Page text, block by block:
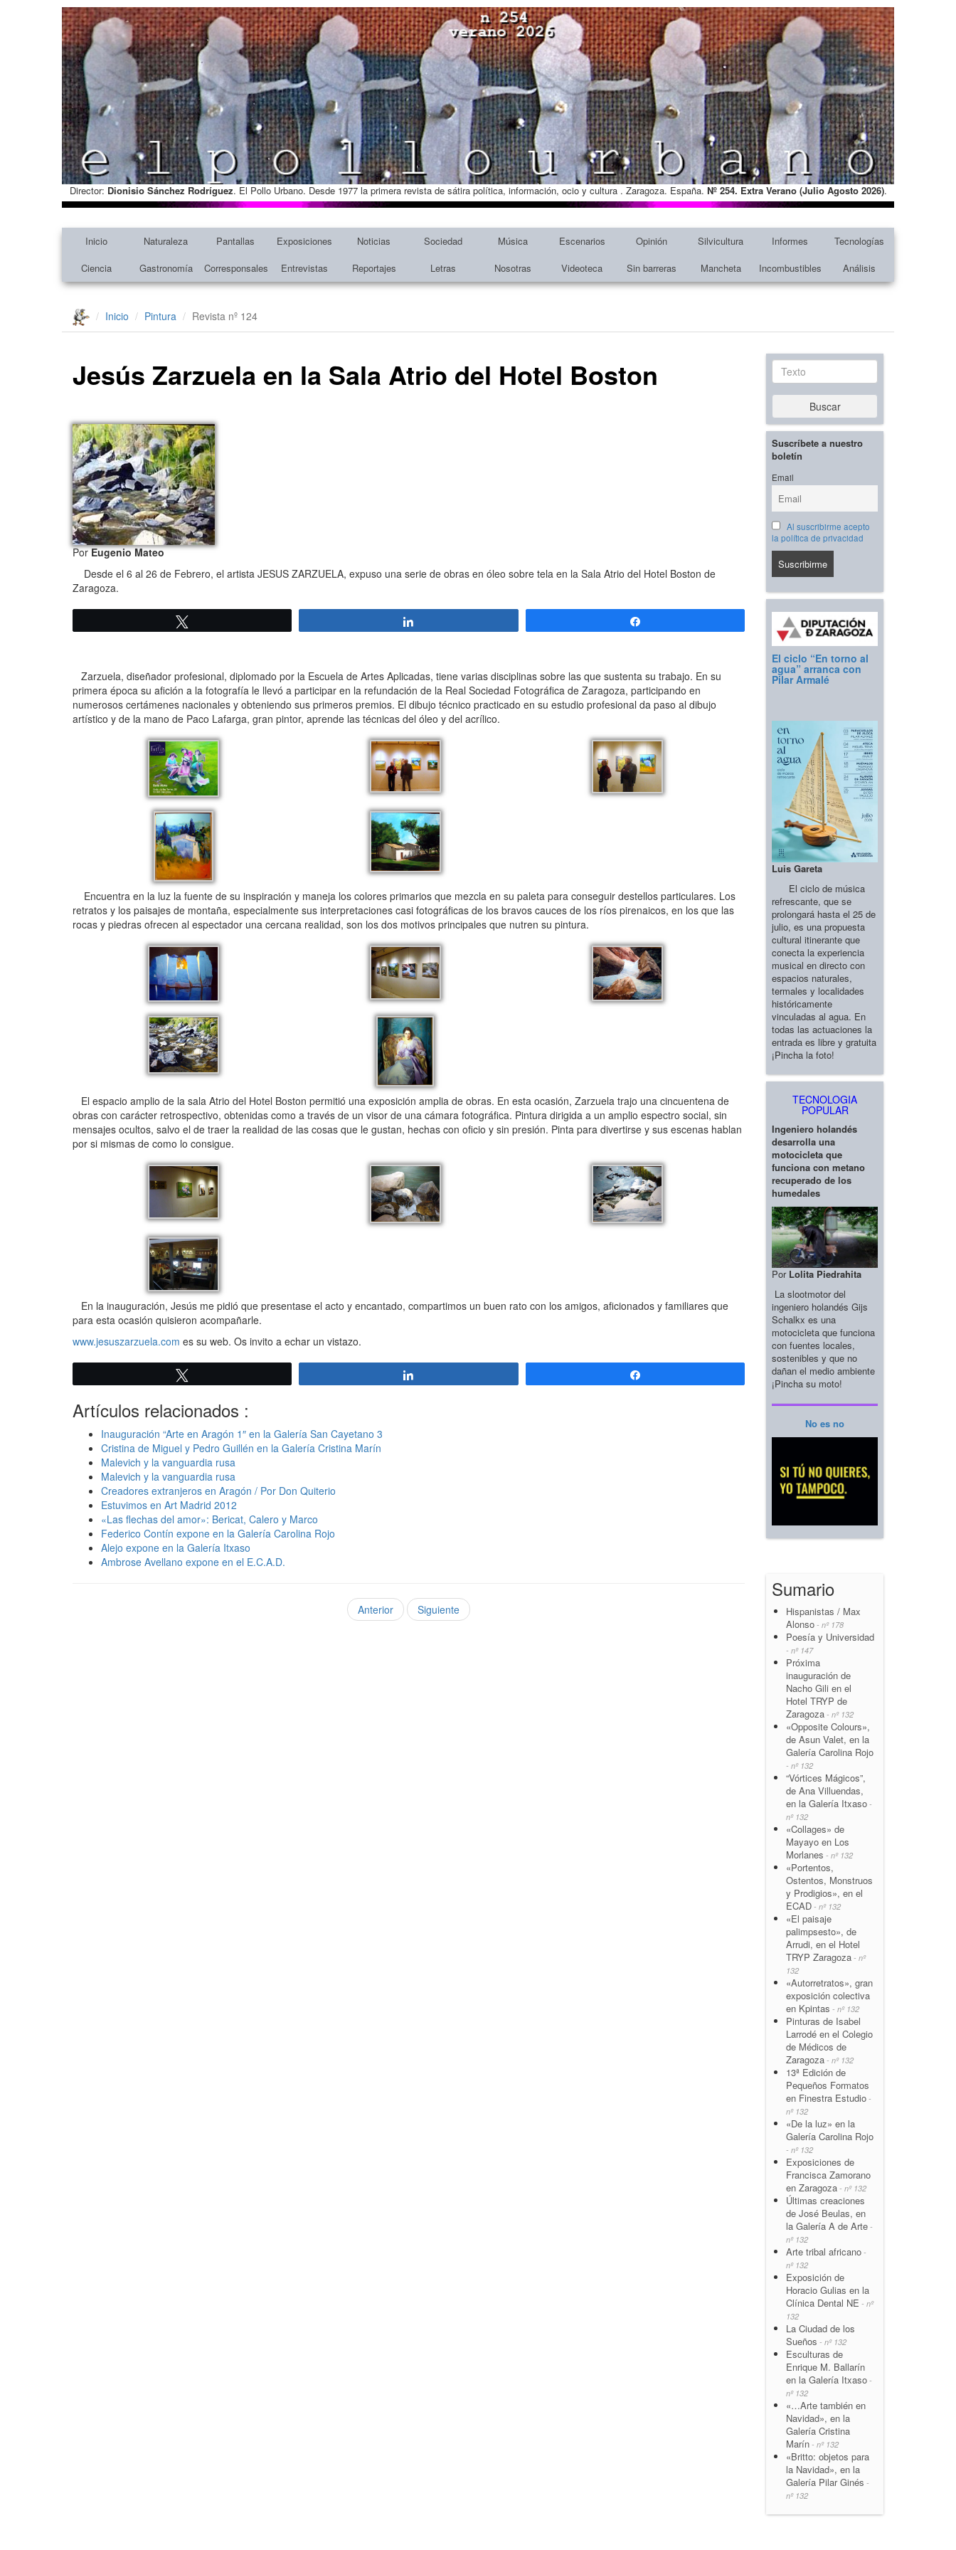
Director: Dionisio Sánchez Rodríguez. El Pollo Urbano. Desde 1977 la primera revista de sátira política, información, ocio y cultura . Zaragoza. España. Nº 254. Extra Verano (Julio Agosto 2026).
Inicio Naturaleza Pantallas Exposiciones Noticias Sociedad Música Escenarios Opinión Silvicultura Informes
Tecnologías
Ciencia
Gastronomía Corresponsales Entrevistas Reportajes Letras Nosotras Videoteca Sin barreras Mancheta Incombustibles Análisis
Inicio Pintura Revista nº 124
Jesús Zarzuela en la Sala Atrio del Hotel Boston
PorEugenio Mateo
Desde el 6 al 26 de Febrero, el artista JESUS ZARZUELA, expuso una serie de obras en óleo sobre tela en la Sala Atrio del Hotel Boston de
Zaragoza.
Zarzuela, diseñador profesional, diplomado por la Escuela de Artes Aplicadas, tiene varias disciplinas sobre las que sustenta su trabajo. En su
primera época su afición a la fotografía le llevó a participar en la refundación de la Real Sociedad Fotográfica de Zaragoza, participando en
numerosos certámenes nacionales y obteniendo sus primeros premios. El dibujo técnico practicado en su estudio profesional da paso al dibujo
artístico y de la mano de Paco Lafarga, gran pintor, aprende las técnicas del óleo y del acrílico.
Encuentra en la luz la fuente de su inspiración y maneja los colores primarios que mezcla en su paleta para conseguir destellos particulares. Los
retratos y los paisajes de montaña, especialmente sus interpretaciones casi fotográficas de los bravos cauces de los ríos pirenaicos, en los que las
rocas y piedras ofrecen al espectador una cercana realidad, son los dos motivos principales que nutren su pintura.
El espacio amplio de la sala Atrio del Hotel Boston permitió una exposición amplia de obras. En esta ocasión, Zarzuela trajo una cincuentena de
obras con carácter retrospectivo, obtenidas como a través de un visor de una cámara fotográfica. Pintura dirigida a un amplio espectro social, sin
mensajes ocultos, salvo el de traer la realidad de las cosas que le gustan, hechas con oficio y sin presión. Pinta para divertirse y sus escenas hablan
por si mismas de como lo consigue.
En la inauguración, Jesús me pidió que presentase el acto y encantado, compartimos un buen rato con los amigos, aficionados y familiares que
para esta ocasión quisieron acompañarle.
www.jesuszarzuela.com es su web. Os invito a echar un vistazo.
Artículos relacionados :
Inauguración “Arte en Aragón 1″ en la Galería San Cayetano 3
Cristina de Miguel y Pedro Guillén en la Galería Cristina Marín
Malevich y la vanguardia rusa
Malevich y la vanguardia rusa
Creadores extranjeros en Aragón / Por Don Quiterio
Estuvimos en Art Madrid 2012
«Las flechas del amor»: Bericat, Calero y Marco
Federico Contín expone en la Galería Carolina Rojo
Alejo expone en la Galería Itxaso
Ambrose Avellano expone en el E.C.A.D.
Anterior Siguiente
Texto
Buscar
Suscríbete a nuestro
boletín
Email
Al suscribirme acepto
la política de privacidad
El ciclo “En torno al
agua” arranca con
Pilar Armalé
Luis Gareta
El ciclo de música
refrescante, que se
prolongará hasta el 25 de
julio, es una propuesta
cultural itinerante que
conecta la experiencia
musical en directo con
espacios naturales,
termales y localidades
históricamente
vinculadas al agua. En
todas las actuaciones la
entrada es libre y gratuita
¡Pincha la foto!
TECNOLOGIA
POPULAR
Ingeniero holandés
desarrolla una
motocicleta que
funciona con metano
recuperado de los
humedales
Por Lolita Piedrahita
La slootmotor del
ingeniero holandés Gijs
Schalkx es una
motocicleta que funciona
con fuentes locales,
sostenibles y que no
dañan el medio ambiente
¡Pincha su moto!
No es no
Sumario
Hispanistas / Max
Alonso - nº 178
Poesía y Universidad
- nº 147
Próxima
inauguración de
Nacho Gili en el
Hotel TRYP de
Zaragoza - nº 132
«Opposite Colours»,
de Asun Valet, en la
Galería Carolina Rojo
- nº 132
“Vórtices Mágicos”,
de Ana Villuendas,
en la Galería Itxaso -
nº 132
«Collages» de
Mayayo en Los
Morlanes - nº 132
«Portentos,
Ostentos, Monstruos
y Prodigios», en el
ECAD - nº 132
«El paisaje
palimpsesto», de
Arrudi, en el Hotel
TRYP Zaragoza - nº
132
«Autorretratos», gran
exposición colectiva
en Kpintas - nº 132
Pinturas de Isabel
Larrodé en el Colegio
de Médicos de
Zaragoza - nº 132
13ª Edición de
Pequeños Formatos
en Finestra Estudio -
nº 132
«De la luz» en la
Galería Carolina Rojo
- nº 132
Exposiciones de
Francisca Zamorano
en Zaragoza - nº 132
Últimas creaciones
de José Beulas, en
la Galería A de Arte -
nº 132
Arte tribal africano -
nº 132
Exposición de
Horacio Gulias en la
Clínica Dental NE - nº
132
La Ciudad de los
Sueños - nº 132
Esculturas de
Enrique M. Ballarín
en la Galería Itxaso -
nº 132
«…Arte también en
Navidad», en la
Galería Cristina
Marín - nº 132
«Britto: objetos para
la Navidad», en la
Galería Pilar Ginés -
nº 132